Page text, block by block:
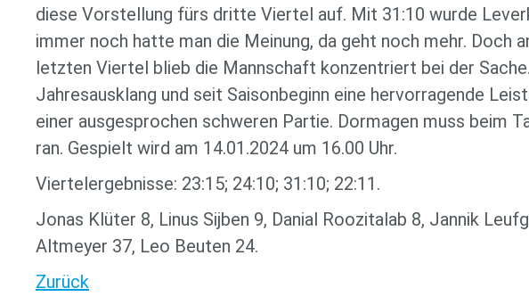
diese Vorstellung fürs dritte Viertel auf. Mit 31:10 wurde
immer noch hatte man die Meinung, da geht noch mehr. Doch
letzten Viertel blieb die Mannschaft konzentriert bei der
Jahresausklang und seit Saisonbeginn eine hervorragende
einer ausgesprochen schweren Partie. Dormagen muss beim
ran. Gespielt wird am 14.01.2024 um 16.00 Uhr.
Viertelergebnisse: 23:15; 24:10; 31:10; 22:11.
Jonas Klüter 8, Linus Sijben 9, Danial Roozitalab 8, Jannik
Altmeyer 37, Leo Beuten 24.
Zurück